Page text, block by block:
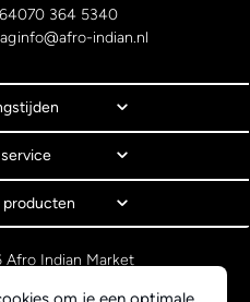
070 364 5340
info@afro-indian.nl
producten
Indian Market